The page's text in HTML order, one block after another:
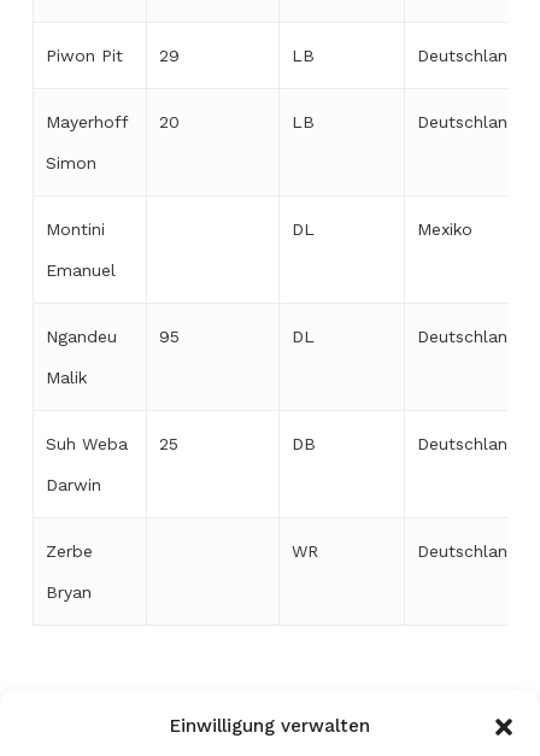
Einwilligung verwalten
Piwon Pit 29 LB Deutschland
Mayerhoff
Simon
20 LB Deutschland
Montini
Emanuel
DL Mexiko
Ngandeu
Malik
95 DL Deutschland
Suh Weba
Darwin
25 DB Deutschland
Zerbe
Bryan
WR Deutschland